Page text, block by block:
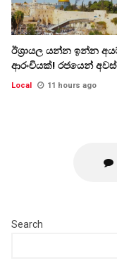
ඊශ්‍රායල යන්න ඉන්න
ආරංචියක්! ‍රජයෙන්
Local 11 hours ago
Search